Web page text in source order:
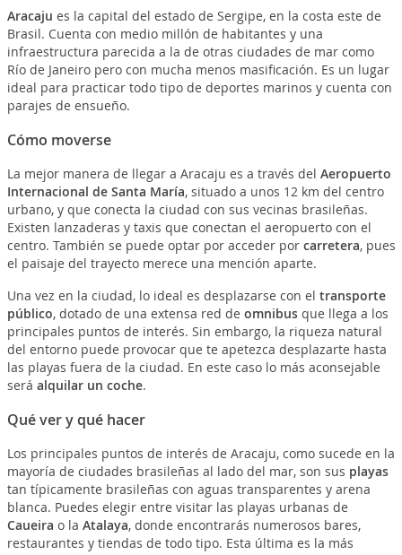
Aracaju es la capital del estado de Sergipe, en la costa este de
Brasil. Cuenta con medio millón de habitantes y una
infraestructura parecida a la de otras ciudades de mar como
Río de Janeiro pero con mucha menos masificación. Es un lugar
ideal para practicar todo tipo de deportes marinos y cuenta con
parajes de ensueño.
Cómo moverse
La mejor manera de llegar a Aracaju es a través del Aeropuerto
Internacional de Santa María, situado a unos 12 km del centro
urbano, y que conecta la ciudad con sus vecinas brasileñas.
Existen lanzaderas y taxis que conectan el aeropuerto con el
centro. También se puede optar por acceder porcarretera, pues
el paisaje del trayecto merece una mención aparte.
Una vez en la ciudad, lo ideal es desplazarse con el transporte
público, dotado de una extensa red de omnibus que llega a los
principales puntos de interés. Sin embargo, la riqueza natural
del entorno puede provocar que te apetezca desplazarte hasta
las playas fuera de la ciudad. En este caso lo más aconsejable
será alquilar un coche.
Qué ver y qué hacer
Los principales puntos de interés de Aracaju, como sucede en la
mayoría de ciudades brasileñas al lado del mar, son sus playas
tan típicamente brasileñas con aguas transparentes y arena
blanca. Puedes elegir entre visitar las playas urbanas de
Caueira o la Atalaya, donde encontrarás numerosos bares,
restaurantes y tiendas de todo tipo. Esta última es la más